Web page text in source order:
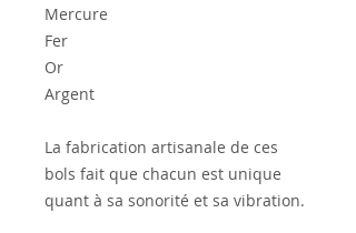
Mercure
Fer
Or
Argent
La fabrication artisanale de ces
bols fait que chacun est unique
quant à sa sonorité et sa vibration.